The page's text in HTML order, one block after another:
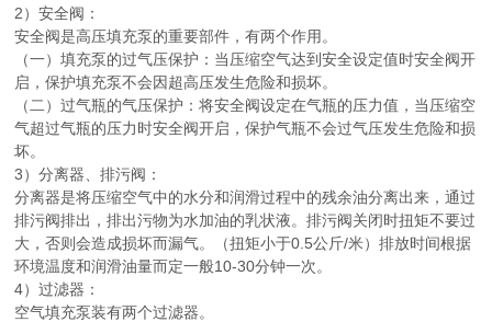
2）安全阀：
安全阀是高压填充泵的重要部件，有两个作用。
（一）填充泵的过气压保护：当压缩空气达到安全设定值时安全阀开
启，保护填充泵不会因超高压发生危险和损坏。
（二）过气瓶的气压保护：将安全阀设定在气瓶的压力值，当压缩空
气超过气瓶的压力时安全阀开启，保护气瓶不会过气压发生危险和损
坏。
3）分离器、排污阀：
分离器是将压缩空气中的水分和润滑过程中的残余油分离出来，通过
排污阀排出，排出污物为水加油的乳状液。排污阀关闭时扭矩不要过
大，否则会造成损坏而漏气。（扭矩小于0.5公斤/米）排放时间根据
环境温度和润滑油量而定一般10-30分钟一次。
4）过滤器：
空气填充泵装有两个过滤器。